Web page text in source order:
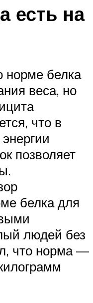
есть на
норме белка
веса, но
что в
позволяет
белка для
людей без
что норма —